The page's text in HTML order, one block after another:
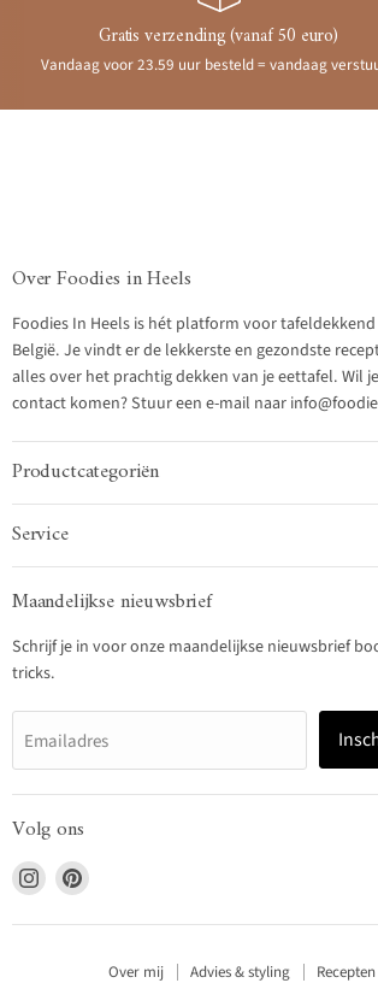
Gratis verzending (vanaf 50 euro)
Vandaag voor 23.59 uur besteld = vandaag
Over Foodies in Heels
Foodies In Heels is hét platform voor
België. Je vindt er de lekkerste en gezondste
alles over het prachtig dekken van je eettafel. Wil
contact komen? Stuur een e-mail naar
Productcategoriën
Service
Maandelijkse nieuwsbrief
Schrijf je in voor onze maandelijkse nieuwsbrief
tricks.
Emailadres
Volg ons
Vind
ons
op
Vind
op
Over mij Advies & styling Recepten